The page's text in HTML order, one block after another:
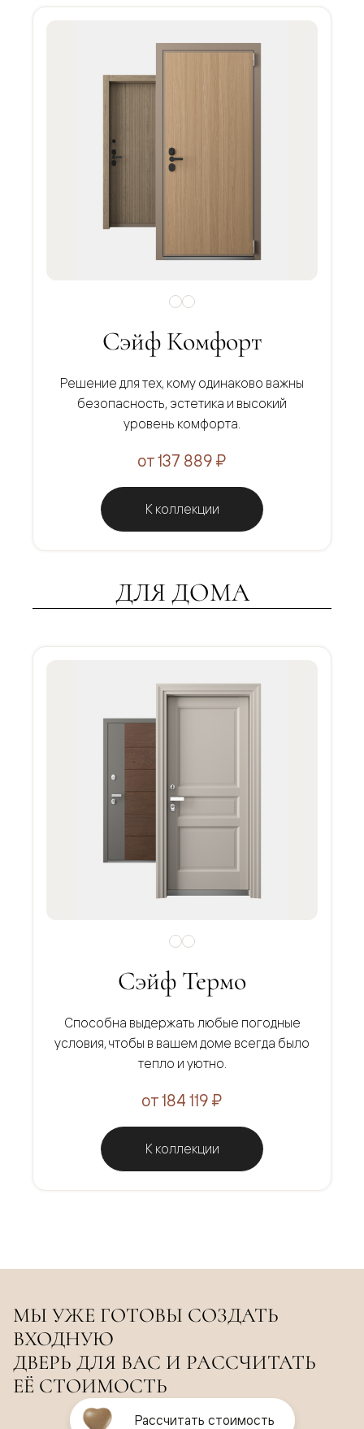
Сэйф Комфорт
Решение для тех, кому одинаково важны
безопасность, эстетика и высокий
уровень комфорта.
от 137 889 ₽
К коллекции
ДЛЯ ДОМА
Сэйф Термо
Способна выдержать любые погодные
условия, чтобы в вашем доме всегда было
тепло и уютно.
от 184 119 ₽
К коллекции
МЫ УЖЕ ГОТОВЫ СОЗДАТЬ
ВХОДНУЮ
ДВЕРЬ ДЛЯ ВАС И РАССЧИТАТЬ
ЕЁ СТОИМОСТЬ
Рассчитать стоимость